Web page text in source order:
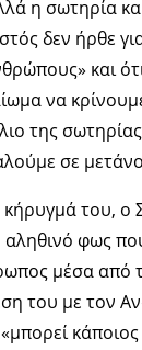
η σωτηρία
δεν ήρθε
και
να
της
σε
του, ο
φως
μέσα από
του με τον
κάποιος